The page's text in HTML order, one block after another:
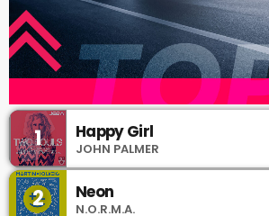
1 Happy Girl
JOHN PALMER
2 Neon
N.O.R.M.A.